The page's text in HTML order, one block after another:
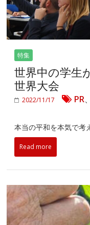
特集
世界中の学生
世界大会
2022/11/17 PR
本当の平和を本気で考
Read more